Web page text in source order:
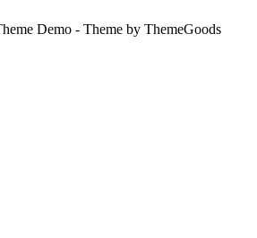
Demo - Theme by ThemeGoods